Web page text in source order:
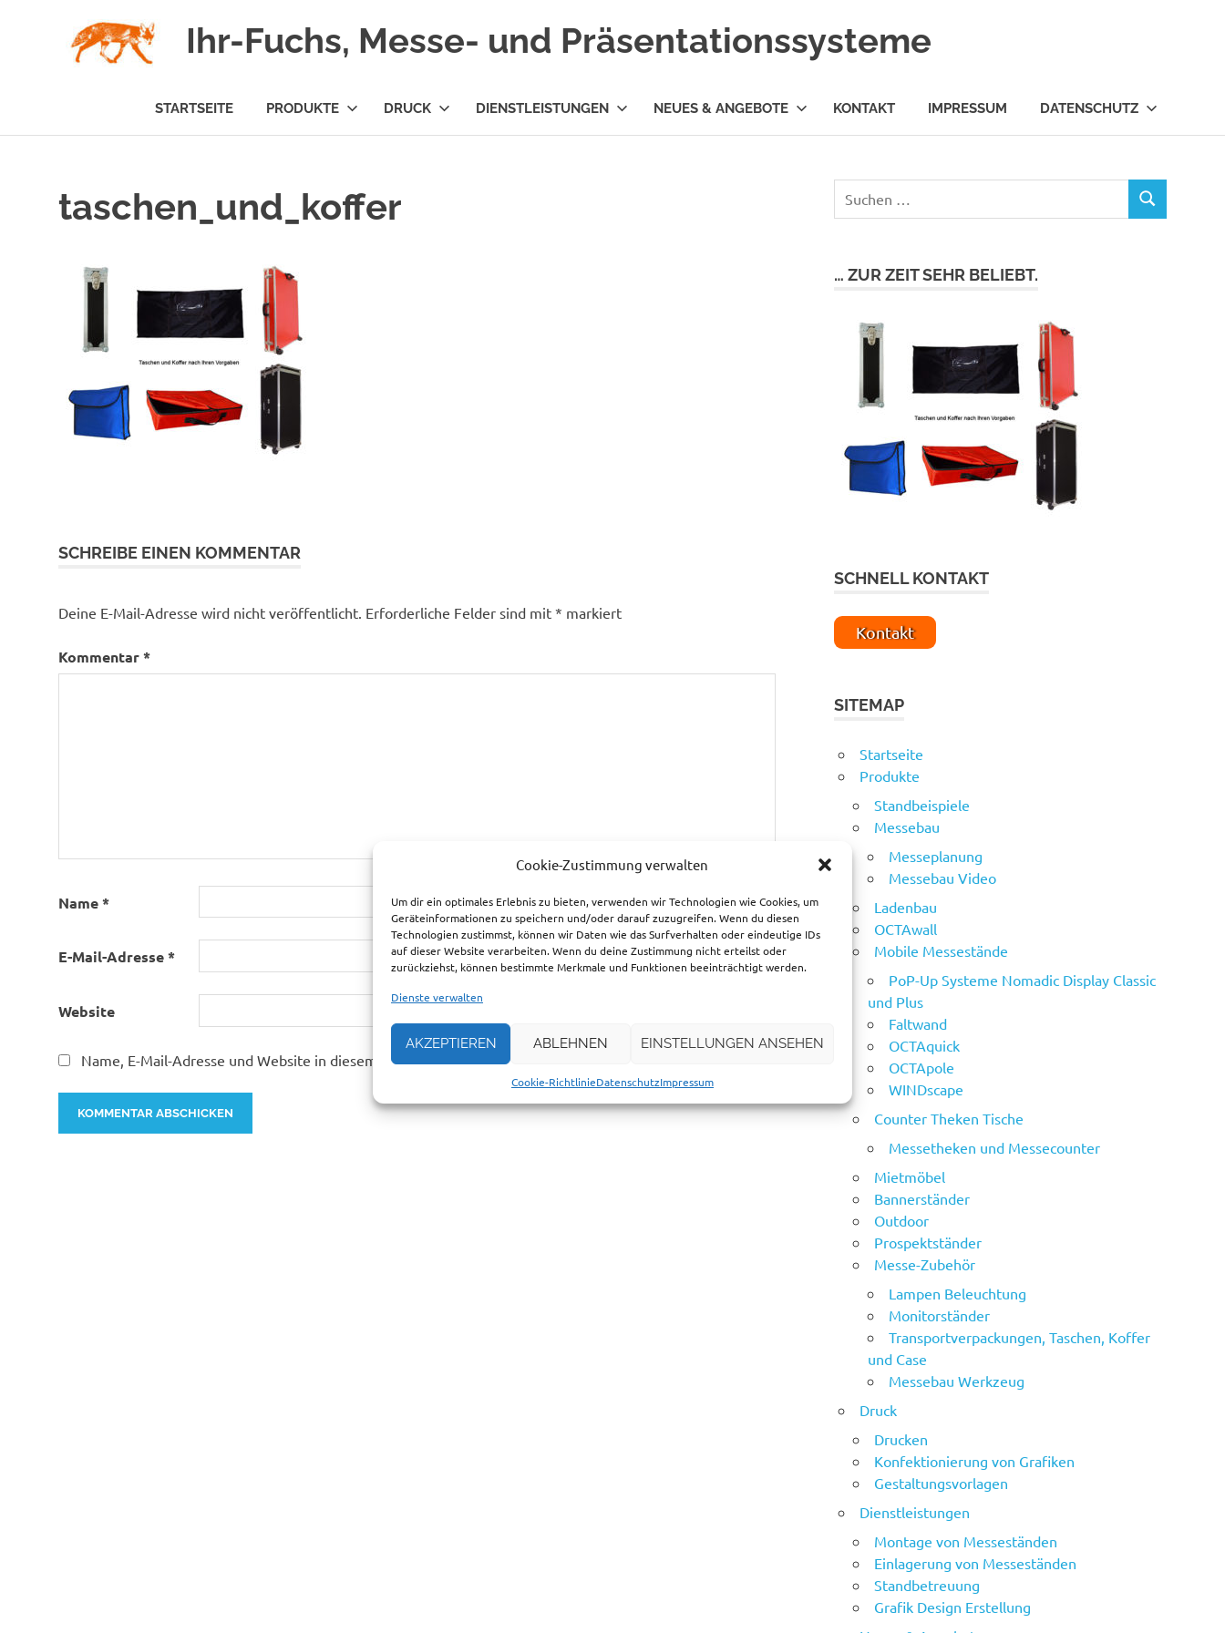
Cookie-Zustimmung verwalten
Um dir ein optimales Erlebnis zu bieten, verwenden wir Technologien wie Cookies, um
Geräteinformationen zu speichern und/oder darauf zuzugreifen. Wenn du diesen
Technologien zustimmst, können wir Daten wie das Surfverhalten oder eindeutige IDs
auf dieser Website verarbeiten. Wenn du deine Zustimmung nicht erteilst oder
zurückziehst, können bestimmte Merkmale und Funktionen beeinträchtigt werden.
Dienste verwalten
AKZEPTIEREN ABLEHNEN EINSTELLUNGEN ANSEHEN
Cookie-RichtlinieDatenschutzImpressum
Ihr-Fuchs, Messe- und Präsentationssysteme
STARTSEITE PRODUKTE DRUCK DIENSTLEISTUNGEN NEUES & ANGEBOTE KONTAKT IMPRESSUM DATENSCHUTZ
taschen_und_koffer
SCHREIBE EINEN KOMMENTAR
Deine E-Mail-Adresse wird nicht veröffentlicht. Erforderliche Felder sind mit * markiert
Kommentar*
Name*
E-Mail-Adresse*
Website
Name, E-Mail-Adresse und Website in diesem Browser für meinen nächsten Kommentar speichern.
… ZUR ZEIT SEHR BELIEBT.
SCHNELL KONTAKT
Kontakt
SITEMAP
Startseite
Produkte
Standbeispiele
Messebau
Messeplanung
Messebau Video
Ladenbau
OCTAwall
Mobile Messestände
PoP-Up Systeme Nomadic Display Classic
und Plus
Faltwand
OCTAquick
OCTApole
WINDscape
Counter Theken Tische
Messetheken und Messecounter
Mietmöbel
Bannerständer
Outdoor
Prospektständer
Messe-Zubehör
Lampen Beleuchtung
Monitorständer
Transportverpackungen, Taschen, Koffer
und Case
Messebau Werkzeug
Druck
Drucken
Konfektionierung von Grafiken
Gestaltungsvorlagen
Dienstleistungen
Montage von Messeständen
Einlagerung von Messeständen
Standbetreuung
Grafik Design Erstellung